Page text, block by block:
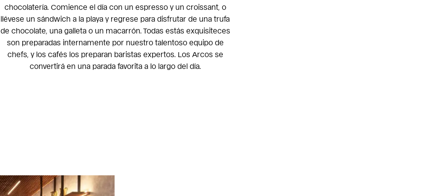
chocolatería. Comience el día con un espresso y un croissant, o
llévese un sándwich a la playa y regrese para disfrutar de una trufa
de chocolate, una galleta o un macarrón. Todas estás exquisiteces
son preparadas internamente por nuestro talentoso equipo de
chefs, y los cafés los preparan baristas expertos. Los Arcos se
convertirá en una parada favorita a lo largo del día.